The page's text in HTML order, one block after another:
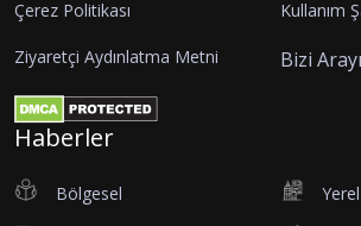
Çerez Politikası Kullanım
Ziyaretçi Aydınlatma Metni Bizi
Haberler
Bölgesel